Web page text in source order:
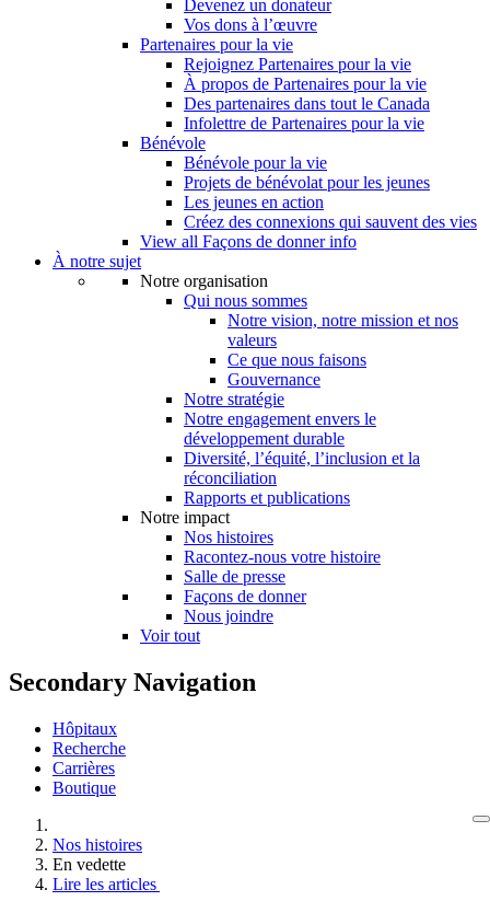
Devenez un donateur
Vos dons à l’œuvre
Partenaires pour la vie
Rejoignez Partenaires pour la vie
À propos de Partenaires pour la vie
Des partenaires dans tout le Canada
Infolettre de Partenaires pour la vie
Bénévole
Bénévole pour la vie
Projets de bénévolat pour les jeunes
Les jeunes en action
Créez des connexions qui sauvent des vies
View all Façons de donner info
À notre sujet
Notre organisation
Qui nous sommes
Notre vision, notre mission et nos
valeurs
Ce que nous faisons
Gouvernance
Notre stratégie
Notre engagement envers le
développement durable
Diversité, l’équité, l’inclusion et la
réconciliation
Rapports et publications
Notre impact
Nos histoires
Racontez-nous votre histoire
Salle de presse
Façons de donner
Nous joindre
Voir tout
Secondary Navigation
Hôpitaux
Recherche
Carrières
Boutique
Nos histoires
En vedette
Lire les articles